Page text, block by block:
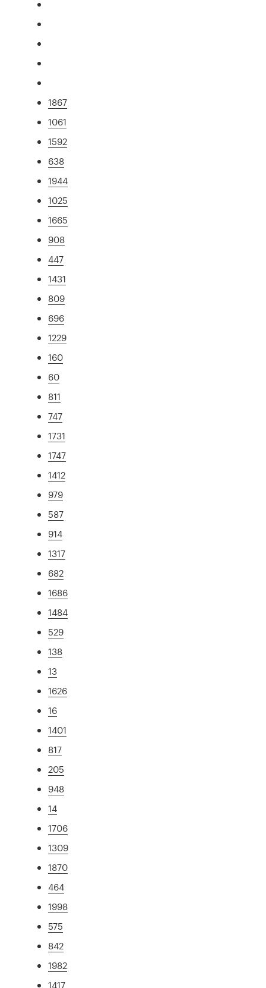
1867
1061
1592
638
1944
1025
1665
908
447
1431
809
696
1229
160
60
811
747
1731
1747
1412
979
587
914
1317
682
1686
1484
529
138
13
1626
16
1401
817
205
948
14
1706
1309
1870
464
1998
575
842
1982
1417